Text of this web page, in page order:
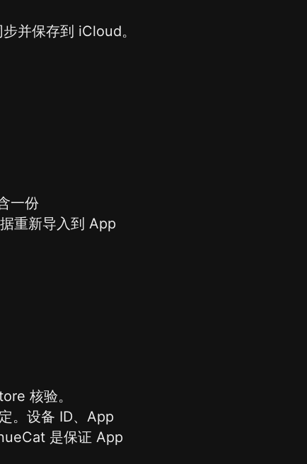
并保存到 iCloud。
一份
重新导入到 App
核验。
。设备 ID、App
是保证 App